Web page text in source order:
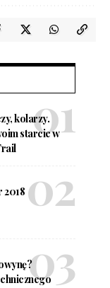
kolarzy.
starcie w